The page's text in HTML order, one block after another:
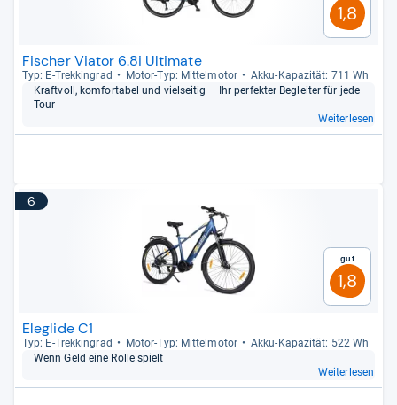
1,8
Fischer Viator 6.8i Ultimate
Typ: E-​Trek­kin­grad Motor-​Typ: Mit­tel­mo­tor
Akku-​Kapa­zi­tät: 711 Wh
Kraft­voll, kom­for­ta­bel und viel­sei­tig – Ihr per­fek­ter Beglei­ter für jede
Tour
Weiterlesen
6
Gut
1,8
Eleglide C1
Typ: E-​Trek­kin­grad Motor-​Typ: Mit­tel­mo­tor
Akku-​Kapa­zi­tät: 522 Wh
Wenn Geld eine Rolle spielt
Weiterlesen